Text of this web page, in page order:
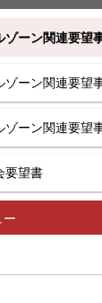
ーン関連要望
ーン関連要望
ーン関連要望
要望書